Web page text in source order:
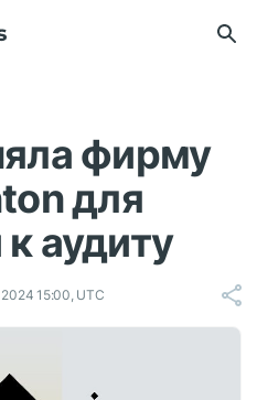
фирму
для
аудиту
15:00, UTC